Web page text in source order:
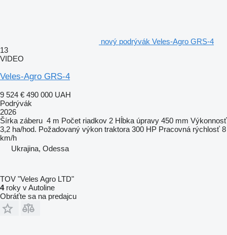
nový podrývák Veles-Agro GRS-4
13
VIDEO
Veles-Agro GRS-4
9 524 € 490 000 UAH
Podrývák
2026
Šírka záberu 4 m Počet riadkov 2 Hĺbka úpravy 450 mm Výkonnosť
3,2 ha/hod. Požadovaný výkon traktora 300 HP Pracovná rýchlosť 8
km/h
Ukrajina, Odessa
TOV "Veles Agro LTD"
4roky v Autoline
Obráťte sa na predajcu